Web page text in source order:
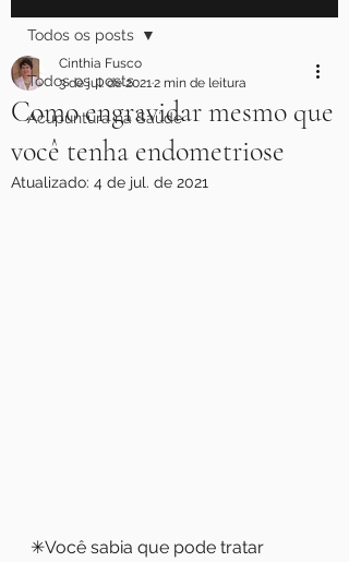
Todos os posts
Acupuntura na Saúde
Todos os posts
Como engravidar mesmo que
você tenha endometriose
Cinthia Fusco
3 de jul. de 20212 min de leitura
Atualizado: 4 de jul. de 2021
✳Você sabia que pode tratar